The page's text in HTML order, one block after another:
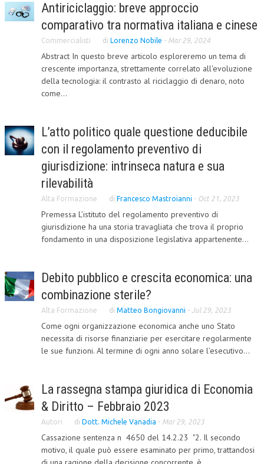
LA RIVISTA
LA RIVISTA
COMITATO SCIENTIFICO
COMITATO EDITORIALE
PEER REVIEW
CODICE ETICO
AUTORI
COLLABORA CON NOI
ECONOMIA
CORPORATE SOCIAL RESPONSIBILITY
INTERNAZIONALIZZAZIONE
HUMAN RESOURCES
RISORSE UMANE
MARKETING
RISK MANAGEMENT
SVILUPPO SOSTENIBILE
PERSONA E CITTÀ
L’UMANISTA
Antiriciclaggio: breve approccio
comparativo tra normativa italiana e cinese
Commercialisti di Lorenzo Nobile - Mar 29, 2024
Abstract In questo breve articolo esploreremo un tema di
crescente importanza, strettamente correlato all'evoluzione
della tecnologia: il contrasto al riciclaggio di denaro, noto
come...
L’atto politico quale questione deducibile
con il regolamento preventivo di
giurisdizione: intrinseca natura e sua
rilevabilità
Alta Formazione di Francesco Mastroianni - Oct 21, 2023
Premessa L’istituto del regolamento preventivo di
giurisdizione ha una storia travagliata che trova il proprio
fondamento in una disposizione legislativa appartenente...
Debito pubblico e crescita economica: una
combinazione sterile?
Alta Formazione di Matteo Bongiovanni - Jul 29, 2023
Come ogni organizzazione economica anche uno Stato
necessita di risorse finanziarie per esercitare regolarmente
le sue funzioni. Al termine di ogni anno solare l’esecutivo...
La rassegna stampa giuridica di Economia
& Diritto – Febbraio 2023
Autori di Dott. Michele Vanadia - Mar 29, 2023
Cassazione sentenza n 4650 del 14.2.23 "2. Il secondo
motivo, il quale può essere esaminato per primo, trattandosi